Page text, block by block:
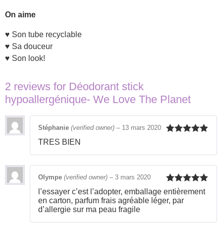
On aime
♥ Son tube recyclable
♥ Sa douceur
♥ Son look!
2 reviews for Déodorant stick
hypoallergénique- We Love The Planet
Stéphanie (verified owner) – 13 mars 2020
TRES BIEN
Rated5out
of 5
Olympe (verified owner) – 3 mars 2020
l’essayer c’est l’adopter, emballage entièrement
en carton, parfum frais agréable léger, par
d’allergie sur ma peau fragile